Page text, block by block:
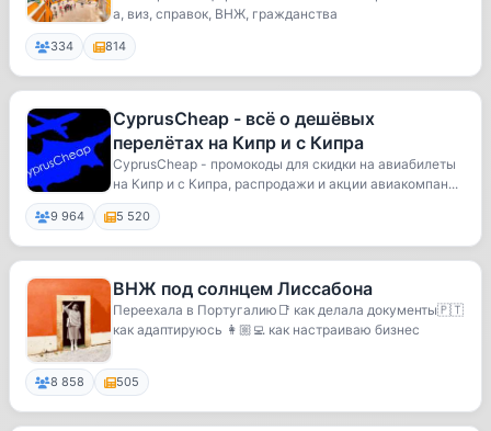
а, виз, справок, ВНЖ, гражданства
334 814
CyprusCheap - всё о дешёвых
перелётах на Кипр и с Кипра
CyprusCheap - промокоды для скидки на авиабилеты
на Кипр и с Кипра, распродажи и акции авиакомпан...
9 964 5 520
ВНЖ под солнцем Лиссабона
Переехала в Португалию📑 как делала документы🇵🇹
как адаптируюсь 👩🏼‍💻 как настраиваю бизнес
8 858 505